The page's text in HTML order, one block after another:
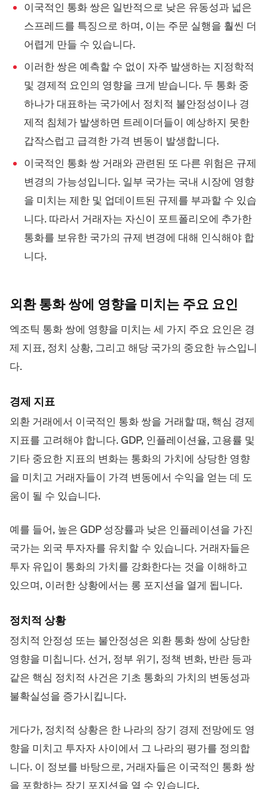
이국적인 통화 쌍은 일반적으로 낮은 유동성과 넓은
스프레드를 특징으로 하며, 이는 주문 실행을 훨씬 더
어렵게 만들 수 있습니다.
이러한 쌍은 예측할 수 없이 자주 발생하는 지정학적
및 경제적 요인의 영향을 크게 받습니다. 두 통화 중
하나가 대표하는 국가에서 정치적 불안정성이나 경
제적 침체가 발생하면 트레이더들이 예상하지 못한
갑작스럽고 급격한 가격 변동이 발생합니다.
이국적인 통화 쌍 거래와 관련된 또 다른 위험은 규제
변경의 가능성입니다. 일부 국가는 국내 시장에 영향
을 미치는 제한 및 업데이트된 규제를 부과할 수 있습
니다. 따라서 거래자는 자신이 포트폴리오에 추가한
통화를 보유한 국가의 규제 변경에 대해 인식해야 합
니다.
외환 통화 쌍에 영향을 미치는 주요 요인
엑조틱 통화 쌍에 영향을 미치는 세 가지 주요 요인은 경
제 지표, 정치 상황, 그리고 해당 국가의 중요한 뉴스입니
다.
경제 지표
외환 거래에서 이국적인 통화 쌍을 거래할 때, 핵심 경제
지표를 고려해야 합니다. GDP, 인플레이션율, 고용률 및
기타 중요한 지표의 변화는 통화의 가치에 상당한 영향
을 미치고 거래자들이 가격 변동에서 수익을 얻는 데 도
움이 될 수 있습니다.
예를 들어, 높은 GDP 성장률과 낮은 인플레이션을 가진
국가는 외국 투자자를 유치할 수 있습니다. 거래자들은
투자 유입이 통화의 가치를 강화한다는 것을 이해하고
있으며, 이러한 상황에서는 롱 포지션을 열게 됩니다.
정치적 상황
정치적 안정성 또는 불안정성은 외환 통화 쌍에 상당한
영향을 미칩니다. 선거, 정부 위기, 정책 변화, 반란 등과
같은 핵심 정치적 사건은 기초 통화의 가치의 변동성과
불확실성을 증가시킵니다.
게다가, 정치적 상황은 한 나라의 장기 경제 전망에도 영
향을 미치고 투자자 사이에서 그 나라의 평가를 정의합
니다. 이 정보를 바탕으로, 거래자들은 이국적인 통화 쌍
을 포함하는 장기 포지션을 열 수 있습니다.